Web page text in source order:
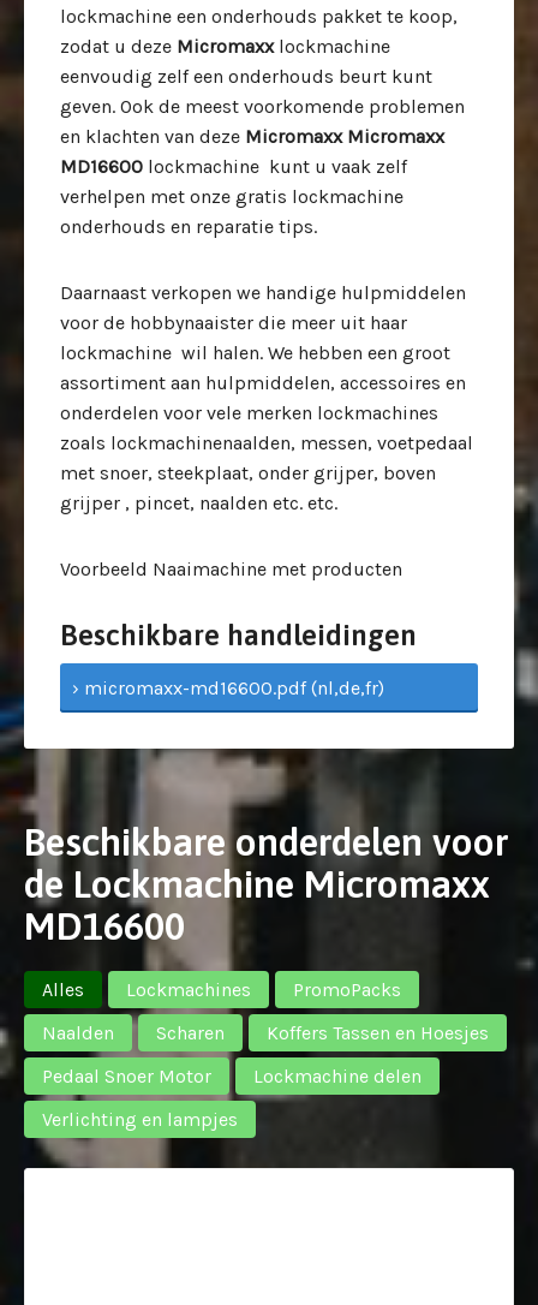
lockmachine een onderhouds pakket te koop,
zodat u deze Micromaxxlockmachine
eenvoudig zelf een onderhouds beurt kunt
geven. Ook de meest voorkomende problemen
en klachten van deze Micromaxx Micromaxx
MD16600 lockmachine kunt u vaak zelf
verhelpen met onze gratis lockmachine
onderhouds en reparatie tips.
Daarnaast verkopen we handige hulpmiddelen
voor de hobbynaaister die meer uit haar
lockmachine wil halen. We hebben een groot
assortiment aan hulpmiddelen, accessoires en
onderdelen voor vele merken lockmachines
zoals lockmachinenaalden, messen, voetpedaal
met snoer, steekplaat, onder grijper, boven
grijper , pincet, naalden etc. etc.
Voorbeeld Naaimachine met producten
Beschikbare handleidingen
› micromaxx-md16600.pdf (nl,de,fr)
Beschikbare onderdelen voor
de Lockmachine Micromaxx
MD16600
Alles Lockmachines
PromoPacks
Naalden
Scharen
Koffers Tassen en Hoesjes
Pedaal Snoer Motor
Lockmachine delen
Verlichting en lampjes